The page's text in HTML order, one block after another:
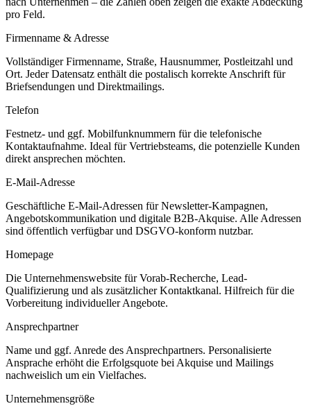
pro Feld.
Firmenname & Adresse
Vollständiger Firmenname, Straße, Hausnummer, Postleitzahl und
Ort. Jeder Datensatz enthält die postalisch korrekte Anschrift für
Briefsendungen und Direktmailings.
Telefon
Festnetz- und ggf. Mobilfunknummern für die telefonische
Kontaktaufnahme. Ideal für Vertriebsteams, die potenzielle Kunden
direkt ansprechen möchten.
E-Mail-Adresse
Geschäftliche E-Mail-Adressen für Newsletter-Kampagnen,
Angebotskommunikation und digitale B2B-Akquise. Alle Adressen
sind öffentlich verfügbar und DSGVO-konform nutzbar.
Homepage
Die Unternehmenswebsite für Vorab-Recherche, Lead-
Qualifizierung und als zusätzlicher Kontaktkanal. Hilfreich für die
Vorbereitung individueller Angebote.
Ansprechpartner
Name und ggf. Anrede des Ansprechpartners. Personalisierte
Ansprache erhöht die Erfolgsquote bei Akquise und Mailings
nachweislich um ein Vielfaches.
Unternehmensgröße